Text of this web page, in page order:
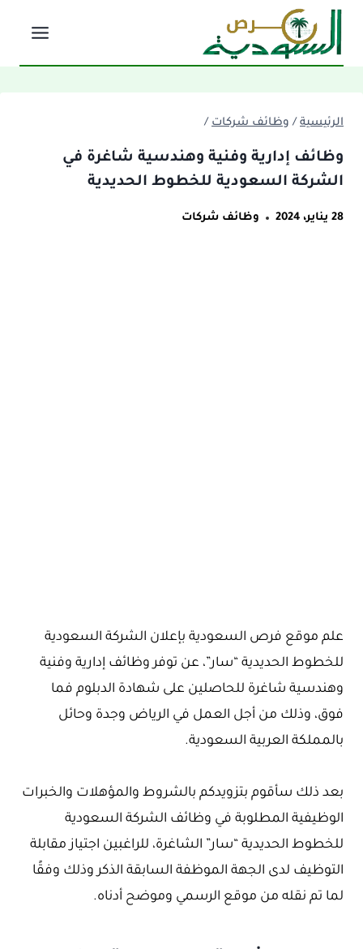
التجاوز
المحتوى
الرئيسية / وظائف شركات /
وظائف إدارية وفنية وهندسية شاغرة في
الشركة السعودية للخطوط الحديدية
28 يناير، 2024 وظائف شركات
علم موقع فرص السعودية بإعلان الشركة السعودية
للخطوط الحديدية “سار”، عن توفر وظائف إدارية وفنية
وهندسية شاغرة للحاصلين على شهادة الدبلوم فما
فوق، وذلك من أجل العمل في الرياض وجدة وحائل
بالمملكة العربية السعودية.
بعد ذلك سأقوم بتزويدكم بالشروط والمؤهلات والخبرات
الوظيفية المطلوبة في وظائف الشركة السعودية
للخطوط الحديدية “سار” الشاغرة، للراغبين اجتياز مقابلة
التوظيف لدى الجهة الموظفة السابقة الذكر وذلك وفقًا
لما تم نقله من موقع الرسمي وموضح أدناه.